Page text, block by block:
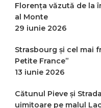
Florența văzută de la
al Monte
29 iunie 2026
Strasbourg și cel mai
Petite France”
13 iunie 2026
Cătunul Pieve și
uimitoare pe malul